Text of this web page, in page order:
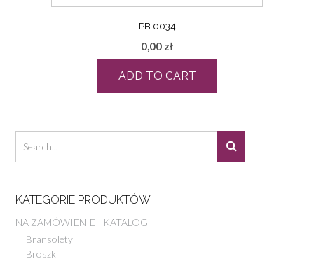
PB 0034
0,00 zł
ADD TO CART
KATEGORIE PRODUKTÓW
NA ZAMÓWIENIE - KATALOG
Bransolety
Broszki